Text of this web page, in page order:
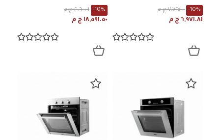
٧,٧٢٥.٠٠ ج م -10%
٦,٩٧١.٨١ ج م
٢٠,٦٠٠.٠١ ج م -10%
١٨,٥٩١.٥٠ ج م